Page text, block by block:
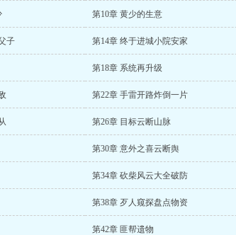
第10章 黄少的生意
子 第14章 终于进城小院安家
第18章 系统再升级
第22章 手雷开路炸倒一片
第26章 目标云断山脉
第30章 意外之喜云断舆
第34章 砍柴风云大全破防
第38章 歹人窥探盘点物资
第42章 匪帮遗物